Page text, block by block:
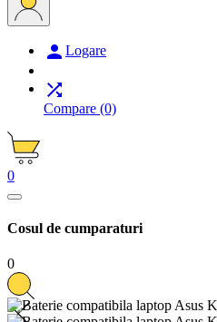
 Logare

Compare (0)
0
Cosul de cumparaturi
0